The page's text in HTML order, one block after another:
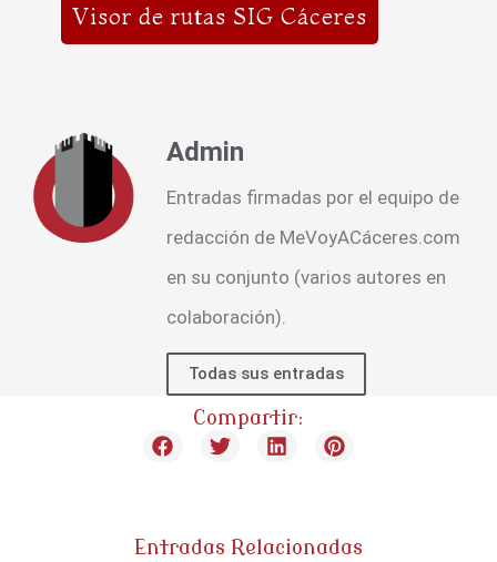
Visor de rutas SIG Cáceres
Admin
Entradas firmadas por el equipo de
redacción de MeVoyACáceres.com
en su conjunto (varios autores en
colaboración).
Todas sus entradas
Compartir:
Entradas Relacionadas